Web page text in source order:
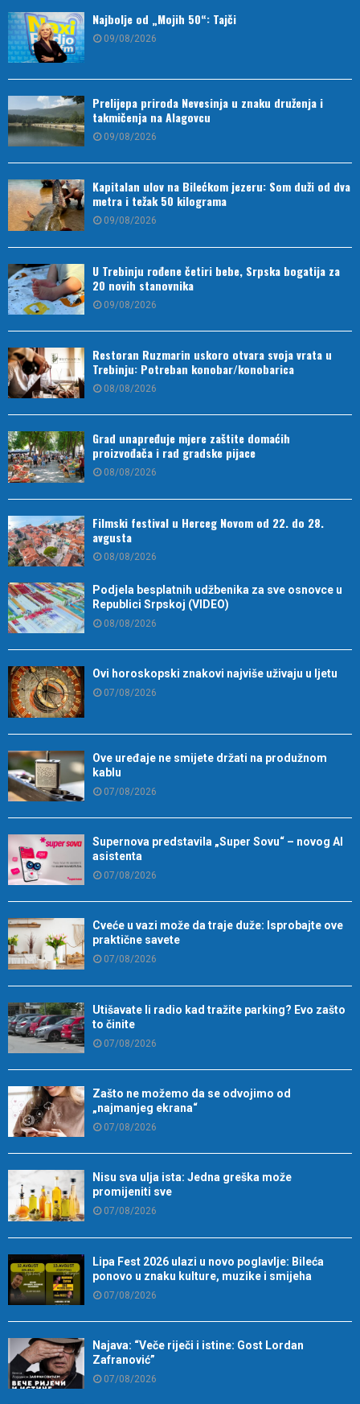
Najbolje od „Mojih 50“: Tajči
09/08/2026
Prelijepa priroda Nevesinja u znaku druženja i
takmičenja na Alagovcu
09/08/2026
Kapitalan ulov na Bilećkom jezeru: Som duži od dva
metra i težak 50 kilograma
09/08/2026
U Trebinju rođene četiri bebe, Srpska bogatija za
20 novih stanovnika
09/08/2026
Restoran Ruzmarin uskoro otvara svoja vrata u
Trebinju: Potreban konobar/konobarica
08/08/2026
Grad unapređuje mjere zaštite domaćih
proizvođača i rad gradske pijace
08/08/2026
Filmski festival u Herceg Novom od 22. do 28.
avgusta
08/08/2026
Podjela besplatnih udžbenika za sve osnovce u
Republici Srpskoj (VIDEO)
08/08/2026
Ovi horoskopski znakovi najviše uživaju u ljetu
07/08/2026
Ove uređaje ne smijete držati na produžnom
kablu
07/08/2026
Supernova predstavila „Super Sovu“ – novog AI
asistenta
07/08/2026
Cveće u vazi može da traje duže: Isprobajte ove
praktične savete
07/08/2026
Utišavate li radio kad tražite parking? Evo zašto
to činite
07/08/2026
Zašto ne možemo da se odvojimo od
„najmanjeg ekrana“
07/08/2026
Nisu sva ulja ista: Jedna greška može
promijeniti sve
07/08/2026
Lipa Fest 2026 ulazi u novo poglavlje: Bileća
ponovo u znaku kulture, muzike i smijeha
07/08/2026
Najava: “Veče riječi i istine: Gost Lordan
Zafranović”
07/08/2026